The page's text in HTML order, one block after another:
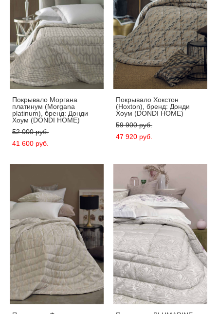
Покрывало Моргана
платинум (Morgana
platinum), бренд: Донди
Хоум (DONDI HOME)
52 000 pуб.
41 600 pуб.
Покрывало Хокстон
(Hoxton), бренд: Донди
Хоум (DONDI HOME)
59 900 pуб.
47 920 pуб.